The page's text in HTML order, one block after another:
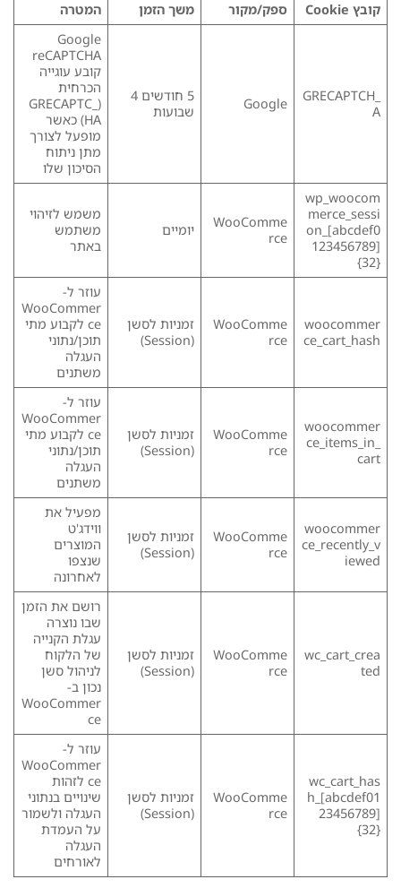
קובץ Cookie ספק/מקור משך הזמן המטרה
_GRECAPTCH
A
Google
5 חודשים 4
שבועות
Google
reCAPTCHA
קובע עוגייה
הכרחית
(_GRECAPTC
HA) כאשר
מופעל לצורך
מתן ניתוח
הסיכון שלו
wp_woocom
merce_sessi
on_[abcdef0
123456789]
{32}
WooComme
rce
יומיים
משמש לזיהוי
משתמש
באתר
woocommer
ce_cart_hash
WooComme
rce
זמניות לסשן
(Session)
עוזר ל-
WooCommer
ce לקבוע מתי
תוכן/נתוני
העגלה
משתנים
woocommer
ce_items_in_
cart
WooComme
rce
זמניות לסשן
(Session)
עוזר ל-
WooCommer
ce לקבוע מתי
תוכן/נתוני
העגלה
משתנים
woocommer
ce_recently_v
iewed
WooComme
rce
זמניות לסשן
(Session)
מפעיל את
ווידג'ט
המוצרים
שנצפו
לאחרונה
wc_cart_crea
ted
WooComme
rce
זמניות לסשן
(Session)
רושם את הזמן
שבו נוצרה
עגלת הקנייה
של הלקוח
לניהול סשן
נכון ב-
WooCommer
ce
wc_cart_has
h_[abcdef01
23456789]
{32}
WooComme
rce
זמניות לסשן
(Session)
עוזר ל-
WooCommer
ce לזהות
שינויים בנתוני
העגלה ולשמור
על העמדת
העגלה
לאורחים